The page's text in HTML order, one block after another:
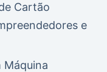
Cartão
e
Máquina